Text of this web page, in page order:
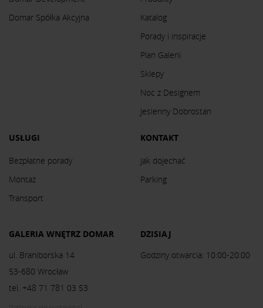
Domar Spółka Akcyjna
Katalog
Porady i inspiracje
Plan Galerii
Sklepy
Noc z Designem
Jesienny Dobrostan
USŁUGI
Bezpłatne porady
Montaż
Transport
KONTAKT
Jak dojechać
Parking
GALERIA WNĘTRZ DOMAR
ul. Braniborska 14
53-680 Wrocław
tel. +48 71 781 03 53
DZISIAJ
Godziny otwarcia: 10:00-20:00